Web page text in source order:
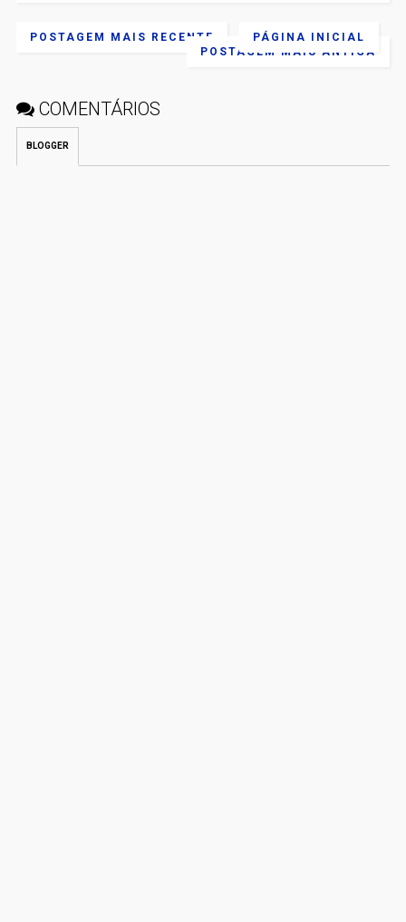
POSTAGEM MAIS RECENTE
POSTAGEM MAIS ANTIGA
PÁGINA INICIAL
COMENTÁRIOS
BLOGGER